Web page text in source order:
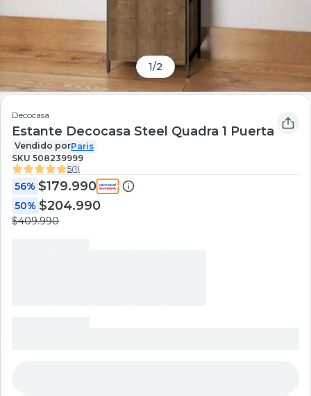
1/2
Decocasa
Estante Decocasa Steel Quadra 1 Puerta
Vendido porParis
SKU 508239999
5(1)
56% $179.990
50% $204.990
$409.990